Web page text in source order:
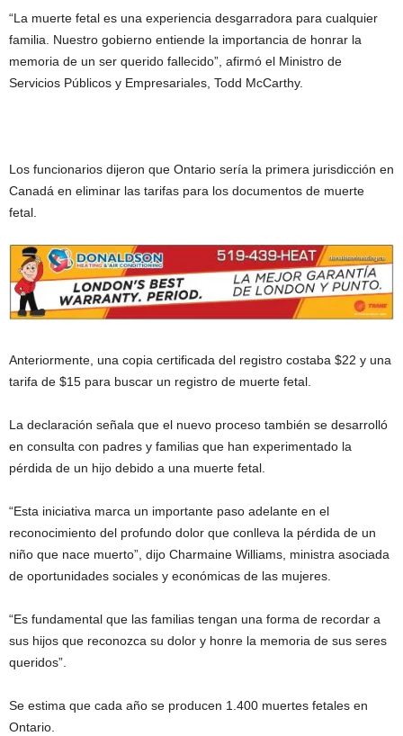
“La muerte fetal es una experiencia desgarradora para cualquier
familia. Nuestro gobierno entiende la importancia de honrar la
memoria de un ser querido fallecido”, afirmó el Ministro de
Servicios Públicos y Empresariales, Todd McCarthy.
Los funcionarios dijeron que Ontario sería la primera jurisdicción en
Canadá en eliminar las tarifas para los documentos de muerte
fetal.
Anteriormente, una copia certificada del registro costaba $22 y una
tarifa de $15 para buscar un registro de muerte fetal.
La declaración señala que el nuevo proceso también se desarrolló
en consulta con padres y familias que han experimentado la
pérdida de un hijo debido a una muerte fetal.
“Esta iniciativa marca un importante paso adelante en el
reconocimiento del profundo dolor que conlleva la pérdida de un
niño que nace muerto”, dijo Charmaine Williams, ministra asociada
de oportunidades sociales y económicas de las mujeres.
“Es fundamental que las familias tengan una forma de recordar a
sus hijos que reconozca su dolor y honre la memoria de sus seres
queridos”.
Se estima que cada año se producen 1.400 muertes fetales en
Ontario.